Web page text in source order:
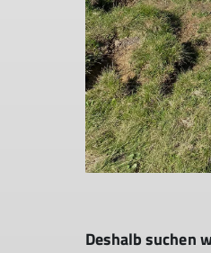
Deshalb suchen